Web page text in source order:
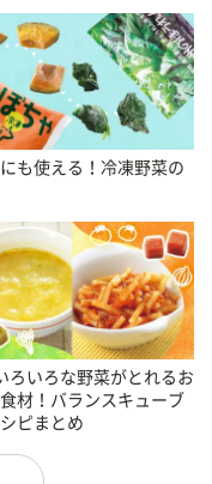
も使える！冷凍野菜の
ろいろな野菜がとれるお
材！バランスキューブ
ピまとめ